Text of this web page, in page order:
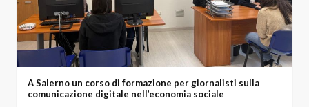
A Salerno un corso di formazione per giornalisti sulla
comunicazione digitale nell’economia sociale